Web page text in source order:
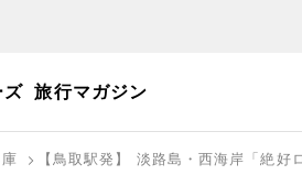
ズ 旅行マガジン
【鳥取駅発】 淡路島・西海岸「絶